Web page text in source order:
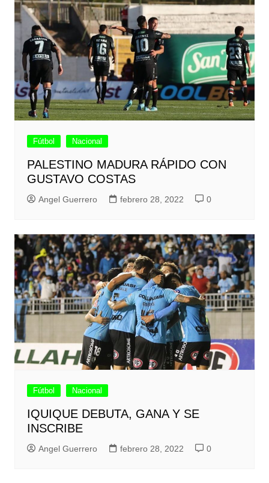
Fútbol Nacional
PALESTINO MADURA RÁPIDO CON
GUSTAVO COSTAS
Angel Guerrero febrero 28, 2022 0
Fútbol Nacional
IQUIQUE DEBUTA, GANA Y SE
INSCRIBE
Angel Guerrero febrero 28, 2022 0